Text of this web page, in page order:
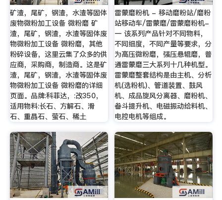
矿渣，尾矿，钢渣，水渣等固体
废物微粉加工设备 微粉磨 矿
渣，尾矿，钢渣，水渣等固体废
物微粉加工设备 微粉磨，其他
粉碎设备，这里云集了众多的供
应商，采购商，制造商。这是矿
渣，尾矿，钢渣，水渣等固体废
物微粉加工设备 微粉磨的详细
页面。品牌:科菲达，:改350，
适用物料:长石、方解石、滑
石、重晶石、萤石、稀土
雷蒙磨粉机 - 移动磨粉站/磨粉
站移动车/雷蒙磨/雷蒙磨粉机-
一 该系列产品针对不同物料，
不同细度，不同产量等要求，分
为高压微粉磨，强压悬辊磨，普
通雷蒙磨三大系列十几种机型。
雷蒙磨整套结构是由主机、分析
机(选粉机)、管道装置、鼓风
机、成品旋风分离器、磨粉机、
畚斗提升机、电磁振动给料机、
电控电机等组成。